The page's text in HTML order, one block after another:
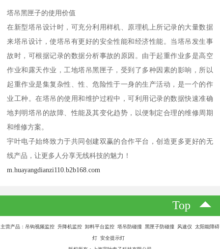
塔吊黑匣子的使用价值
在新型塔吊设计时，可充分利用样机、原理机上所记录的大量数据
来塔吊设计，使塔吊有更好的安全性能和经济性能。当塔吊发生事
故时，可根据记录的数据分析事故的原因。由于起重作业多是高空
作业和露天作业，工地塔吊黑匣子，受到了多种因素的影响，所以
起重作业是集复杂性、性、危险性于一身的生产活动，是一个的作
业工种。在塔吊的使用和维护过程中，可利用记录的数据快速准确
地判明塔吊的故障、性能及其变化趋势，以便制定合理的维修周期
和维修方案。
宇叶电子始终致力于共同创建双赢的合作平台，创造更多更好的无
线产品，让更多人分享无线科技的魅力！
m.huayangdianzi110.b2b168.com
Top
主营产品：吊钩视频监控 升降机监控 卸料平台监控 塔吊防碰撞 黑匣子防碰撞 风速仪 太阳能障碍
灯 安全提示灯